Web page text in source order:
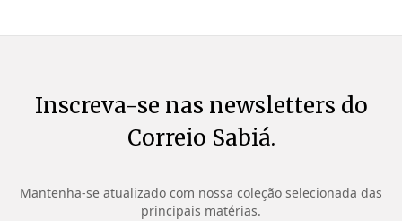
Inscreva-se nas newsletters do
Correio Sabiá.
Mantenha-se atualizado com nossa coleção selecionada das
principais matérias.